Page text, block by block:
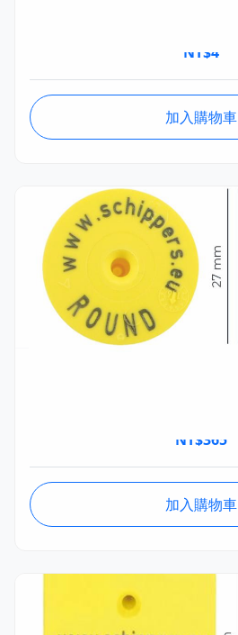
NT$4
加入購物車
NT$365
加入購物車